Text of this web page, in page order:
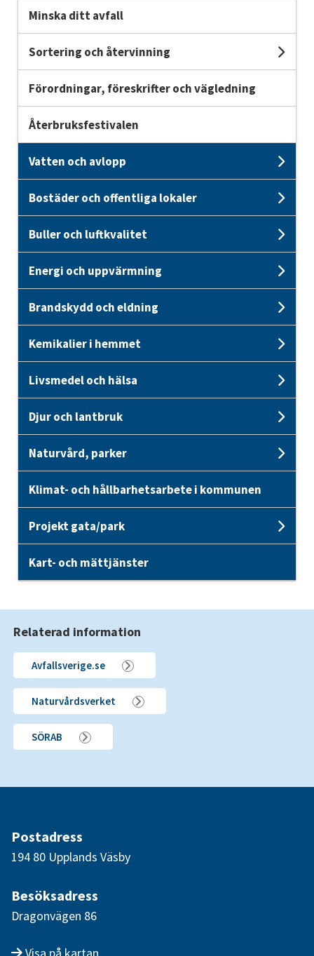
Minska ditt avfall
Sortering och återvinning
Förordningar, föreskrifter och vägledning
Återbruksfestivalen
Vatten och avlopp
Bostäder och offentliga lokaler
Buller och luftkvalitet
Energi och uppvärmning
Brandskydd och eldning
Kemikalier i hemmet
Livsmedel och hälsa
Djur och lantbruk
Naturvård, parker
Klimat- och hållbarhetsarbete i kommunen
Projekt gata/park
Kart- och mättjänster
Relaterad information
Avfallsverige.se
Naturvårdsverket
SÖRAB
Postadress
194 80 Upplands Väsby
Besöksadress
Dragonvägen 86